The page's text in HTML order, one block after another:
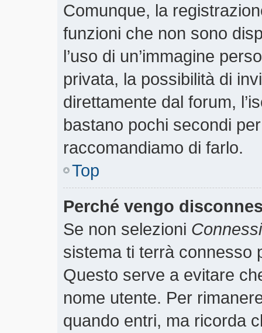
Comunque, la
funzioni che non sono
l’uso di un’immagine
privata, la possibilità di
direttamente dal forum,
bastano pochi secondi
raccomandiamo di farlo.
Top
Perché vengo
Se non selezioni
sistema ti terrà connesso
Questo serve a evitare
nome utente. Per
quando entri, ma ricorda